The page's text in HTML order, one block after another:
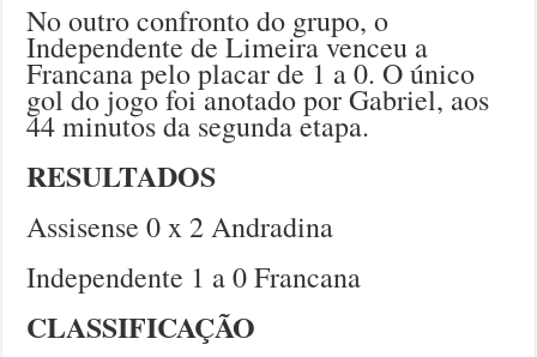
No outro confronto do grupo, o
Independente de Limeira venceu a
Francana pelo placar de 1 a 0. O único
gol do jogo foi anotado por Gabriel, aos
44 minutos da segunda etapa.
RESULTADOS
Assisense 0 x 2 Andradina
Independente 1 a 0 Francana
CLASSIFICAÇÃO